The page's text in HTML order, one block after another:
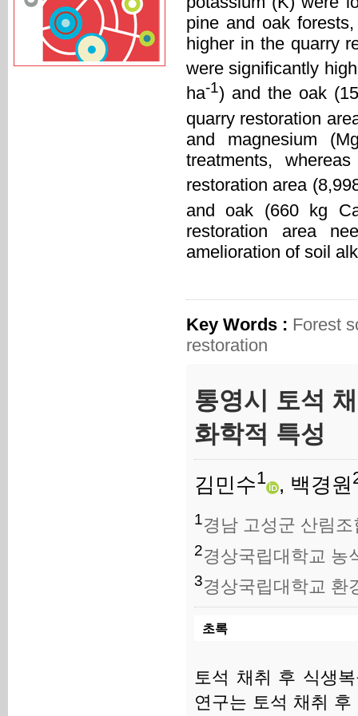
pine and oak
higher in the quarry
were significantly
ha-1) and the oak
quarry restoration
and magnesium
treatments,
restoration area
and oak (660 kg
restoration area
amelioration of soil
Key Words : Forest
restoration
통영시 토석
화학적 특성
김민수1 , 백경원
1경남 고성군 산림
2경상국립대학교 농
3경상국립대학교 환
초록
토석 채취 후 식생
연구는 토석 채취